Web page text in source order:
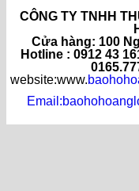
CÔNG TY TNHH
Cửa hàng: 100
Hotline : 0912 43
website:www.